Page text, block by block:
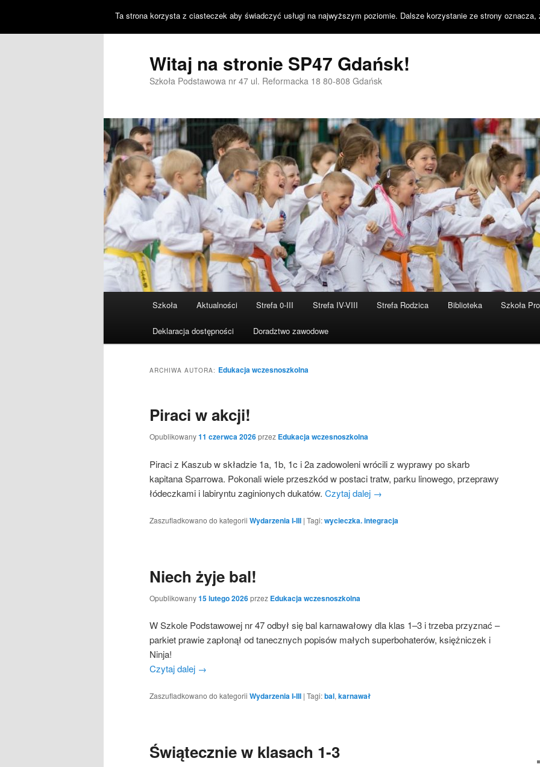
Witaj na stronie SP47 Gdańsk!
Szkoła Podstawowa nr 47 ul. Reformacka 18 80-808 Gdańsk
Przeskocz
do
tekstu
Przeskocz
do
widgetów
Szkoła Aktualności Strefa 0-III Strefa IV-VIII Strefa Rodzica Biblioteka Szkoła
Deklaracja dostępności Doradztwo zawodowe
ARCHIWA AUTORA: Edukacja wczesnoszkolna
Piraci w akcji!
Opublikowany11 czerwca 2026przez Edukacja wczesnoszkolna
Piraci z Kaszub w składzie 1a, 1b, 1c i 2a zadowoleni wrócili z wyprawy po skarb
kapitana Sparrowa. Pokonali wiele przeszkód w postaci tratw, parku linowego, przeprawy
łódeczkami i labiryntu zaginionych dukatów. Czytaj dalej →
Zaszufladkowano do kategorii Wydarzenia I-III | Tagi:wycieczka. integracja
Niech żyje bal!
Opublikowany15 lutego 2026przez Edukacja wczesnoszkolna
W Szkole Podstawowej nr 47 odbył się bal karnawałowy dla klas 1–3 i trzeba przyznać –
parkiet prawie zapłonął od tanecznych popisów małych superbohaterów, księżniczek i
Ninja!
Czytaj dalej →
Zaszufladkowano do kategorii Wydarzenia I-III | Tagi:bal, karnawał
Świątecznie w klasach 1-3
Ta strona korzysta z ciasteczek aby świadczyć usługi na najwyższym poziomie. Dalsze korzystanie ze strony